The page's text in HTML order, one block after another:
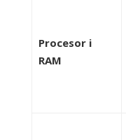
Procesor i
RAM